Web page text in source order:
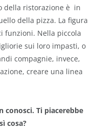
della ristorazione è in
della pizza. La figura
funzioni. Nella piccola
sui loro impasti, o
compagnie, invece,
creare una linea
conosci. Ti piacerebbe
cosa?